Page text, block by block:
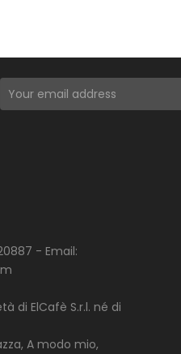
- Email:
di ElCafè S.r.l. né di
A modo mio,